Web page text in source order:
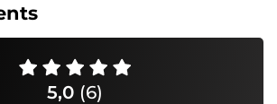
5,0 (6)